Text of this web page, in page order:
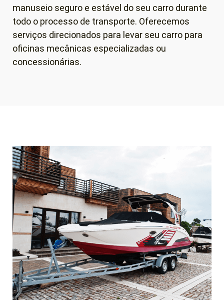
manuseio seguro e estável do seu carro durante
todo o processo de transporte. Oferecemos
serviços direcionados para levar seu carro para
oficinas mecânicas especializadas ou
concessionárias.